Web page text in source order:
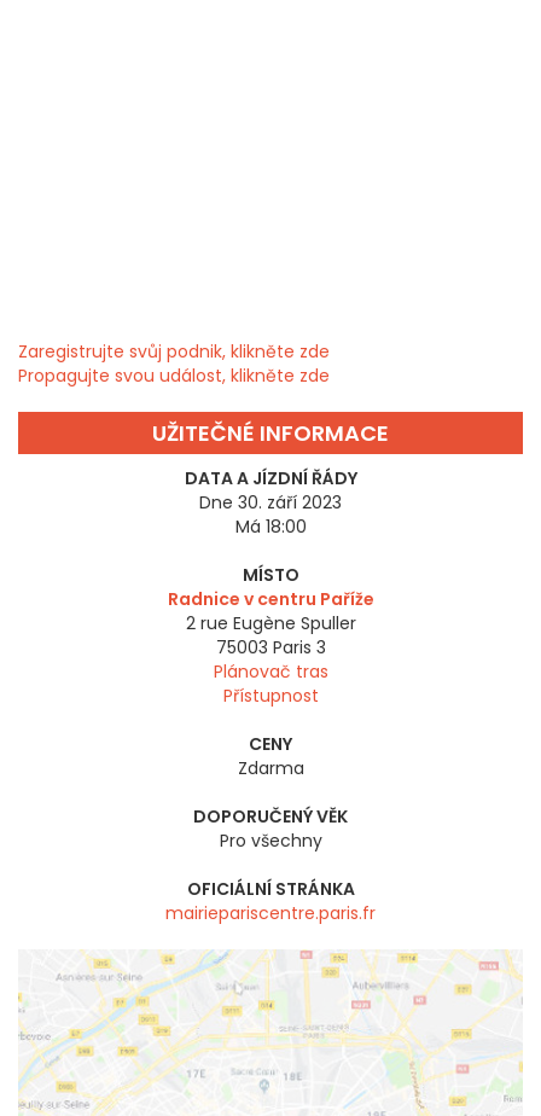
Zaregistrujte svůj podnik, klikněte zde
Propagujte svou událost, klikněte zde
UŽITEČNÉ INFORMACE
DATA A JÍZDNÍ ŘÁDY
Dne 30. září 2023
Má 18:00
MÍSTO
Radnice v centru Paříže
2 rue Eugène Spuller
75003 Paris 3
Plánovač tras
Přístupnost
CENY
Zdarma
DOPORUČENÝ VĚK
Pro všechny
OFICIÁLNÍ STRÁNKA
mairiepariscentre.paris.fr